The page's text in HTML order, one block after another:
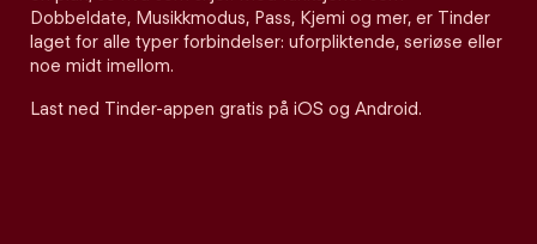
Dobbeldate, Musikkmodus, Pass, Kjemi og mer, er Tinder
laget for alle typer forbindelser: uforpliktende, seriøse eller
noe midt imellom.
Last ned Tinder-appen gratis på iOS og Android.